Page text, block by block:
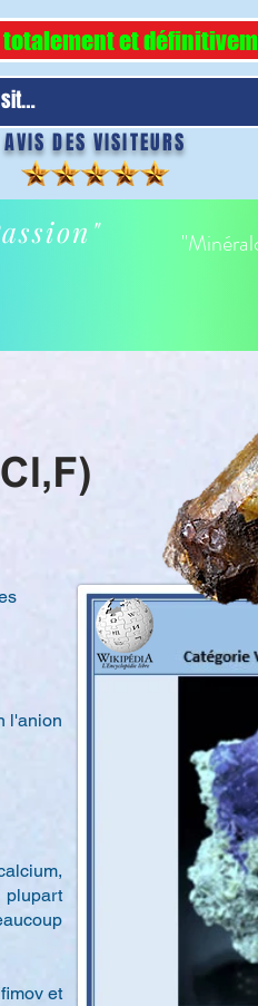
totalement et
AVIS DES VISITEURS
l'anion
plupart
et